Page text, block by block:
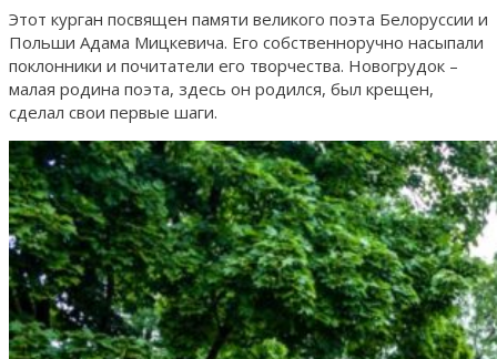
Этот курган посвящен памяти великого поэта Белоруссии и
Польши Адама Мицкевича. Его собственноручно насыпали
поклонники и почитатели его творчества. Новогрудок –
малая родина поэта, здесь он родился, был крещен,
сделал свои первые шаги.